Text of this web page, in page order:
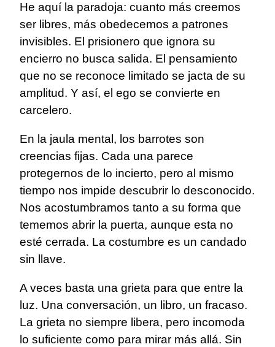
He aquí la paradoja: cuanto más creemos
ser libres, más obedecemos a patrones
invisibles. El prisionero que ignora su
encierro no busca salida. El pensamiento
que no se reconoce limitado se jacta de su
amplitud. Y así, el ego se convierte en
carcelero.
En la jaula mental, los barrotes son
creencias fijas. Cada una parece
protegernos de lo incierto, pero al mismo
tiempo nos impide descubrir lo desconocido.
Nos acostumbramos tanto a su forma que
tememos abrir la puerta, aunque esta no
esté cerrada. La costumbre es un candado
sin llave.
A veces basta una grieta para que entre la
luz. Una conversación, un libro, un fracaso.
La grieta no siempre libera, pero incomoda
lo suficiente como para mirar más allá. Sin